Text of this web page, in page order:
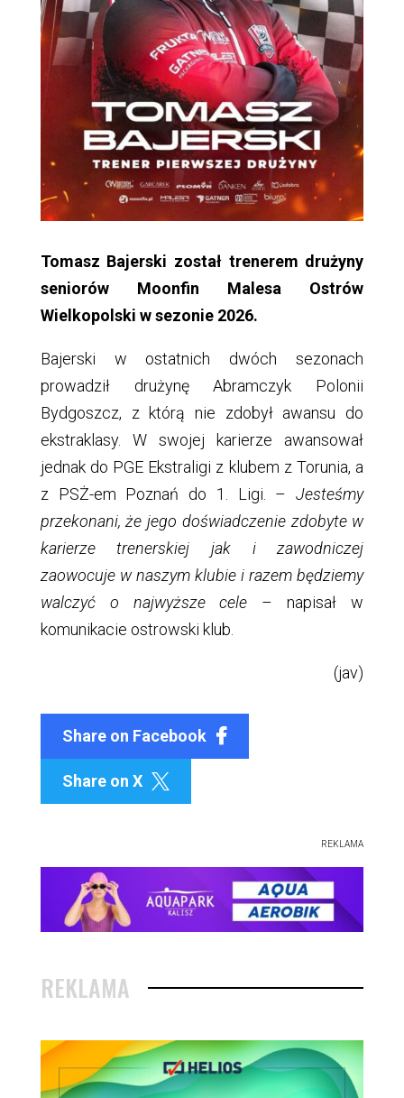
Tomasz Bajerski został trenerem drużyny
seniorów Moonfin Malesa Ostrów
Wielkopolski w sezonie 2026.
Bajerski w ostatnich dwóch sezonach
prowadził drużynę Abramczyk Polonii
Bydgoszcz, z którą nie zdobył awansu do
ekstraklasy. W swojej karierze awansował
jednak do PGE Ekstraligi z klubem z Torunia, a
z PSŻ-em Poznań do 1. Ligi. –Jesteśmy
przekonani, że jego doświadczenie zdobyte w
karierze trenerskiej jak i zawodniczej
zaowocuje w naszym klubie i razem będziemy
walczyć o najwyższe cele – napisał w
komunikacie ostrowski klub.
(jav)
Share on Facebook
Share on X 
REKLAMA
REKLAMA